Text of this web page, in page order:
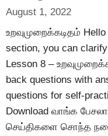
August 1, 2022
உறவுமுறைக்கடிதம்
section, you can
Lesson 8 –
back questions with
questions for self-
Download வாங்க
செய்திகளை சொந்த